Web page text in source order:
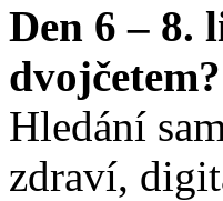
Den 6 – 8.
dvojčetem?
Hledání
zdraví,